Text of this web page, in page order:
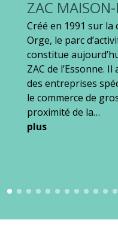
ZAC
Créé en 1991 sur
Orge, le parc
constitue
ZAC de l’Essonne.
des entreprises
le commerce de
proximité de la…
plus